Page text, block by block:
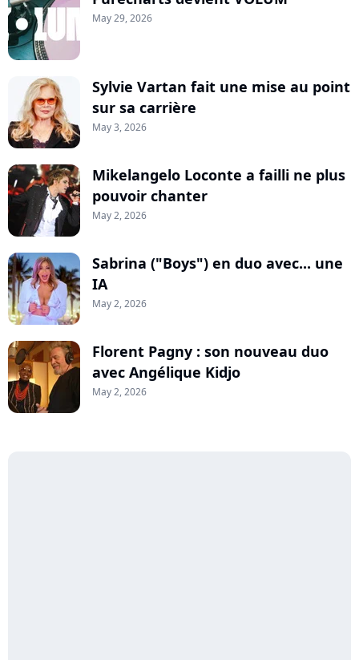
May 29, 2026
Sylvie Vartan fait une mise au point
sur sa carrière
May 3, 2026
Mikelangelo Loconte a failli ne plus
pouvoir chanter
May 2, 2026
Sabrina ("Boys") en duo avec... une
IA
May 2, 2026
Florent Pagny : son nouveau duo
avec Angélique Kidjo
May 2, 2026